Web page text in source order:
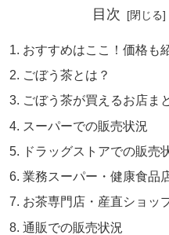
目次
おすすめはここ！価格も
ごぼう茶とは？
ごぼう茶が買えるお店ま
スーパーでの販売状況
ドラッグストアでの販売
業務スーパー・健康食品
お茶専門店・産直ショッ
通販での販売状況